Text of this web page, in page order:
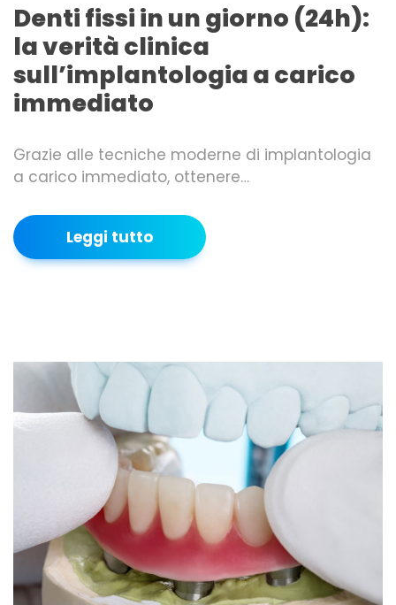
Denti fissi in un giorno (24h):
la verità clinica
sull’implantologia a carico
immediato
Grazie alle tecniche moderne di implantologia
a carico immediato, ottenere…
Leggi tutto